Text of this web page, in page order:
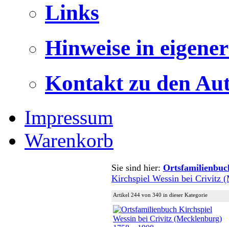
Links
Hinweise in
Kontakt zu den
Impressum
Warenkorb
Sie sind hier:
Kirchspiel Wessin bei Crivitz
Artikel 244 von 340 in dieser Kategorie